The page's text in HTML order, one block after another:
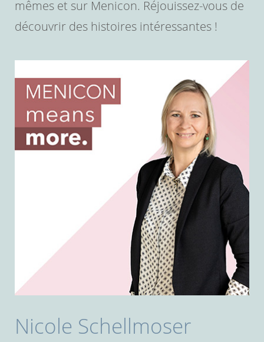
mêmes et sur Menicon. Réjouissez-vous de
découvrir des histoires intéressantes !
Nicole Schellmoser